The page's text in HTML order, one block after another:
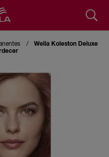
Wella Koleston Deluxe